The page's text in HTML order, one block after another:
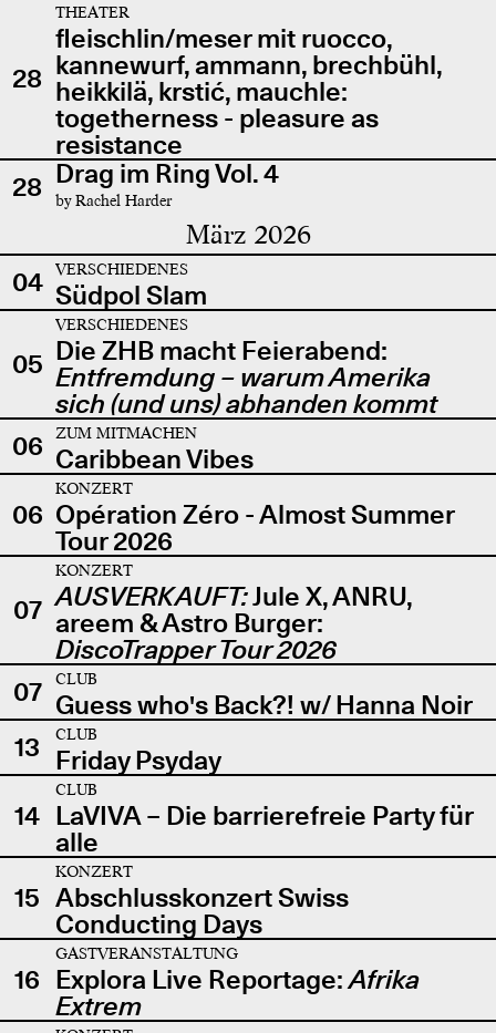
28
THEATER
fleischlin/meser mit ruocco,
kannewurf, ammann, brechbühl,
heikkilä, krstić, mauchle:
togetherness - pleasure as
resistance
28 Drag im Ring Vol. 4
by Rachel Harder
März 2026
04 VERSCHIEDENES
Südpol Slam
05
VERSCHIEDENES
Die ZHB macht Feierabend:
Entfremdung – warum Amerika
sich (und uns) abhanden kommt
06
ZUM MITMACHEN
Caribbean Vibes
06
KONZERT
Opération Zéro - Almost Summer
Tour 2026
07
KONZERT
AUSVERKAUFT:Jule X, ANRU,
areem & Astro Burger:
DiscoTrapper Tour 2026
07
CLUB
Guess who's Back?! w/ Hanna Noir
13
CLUB
Friday Psyday
14
CLUB
LaVIVA – Die barrierefreie Party für
alle
15
KONZERT
Abschlusskonzert Swiss
Conducting Days
16
GASTVERANSTALTUNG
Explora Live Reportage:Afrika
Extrem